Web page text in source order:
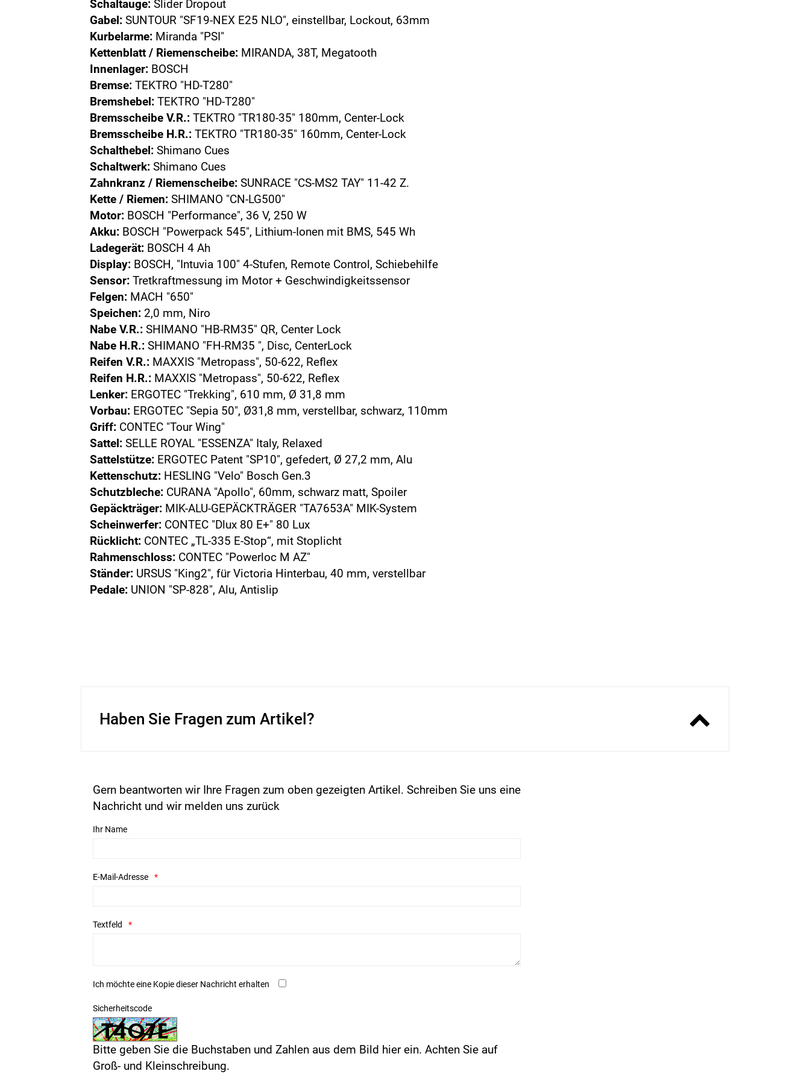
Schaltauge: Slider Dropout
Gabel: SUNTOUR "SF19-NEX E25 NLO", einstellbar, Lockout, 63mm
Kurbelarme: Miranda "PSI"
Kettenblatt / Riemenscheibe: MIRANDA, 38T, Megatooth
Innenlager: BOSCH
Bremse: TEKTRO "HD-T280"
Bremshebel: TEKTRO "HD-T280"
Bremsscheibe V.R.: TEKTRO "TR180-35" 180mm, Center-Lock
Bremsscheibe H.R.: TEKTRO "TR180-35" 160mm, Center-Lock
Schalthebel: Shimano Cues
Schaltwerk: Shimano Cues
Zahnkranz / Riemenscheibe: SUNRACE "CS-MS2 TAY" 11-42 Z.
Kette / Riemen: SHIMANO "CN-LG500"
Motor: BOSCH "Performance", 36 V, 250 W
Akku: BOSCH "Powerpack 545", Lithium-Ionen mit BMS, 545 Wh
Ladegerät: BOSCH 4 Ah
Display: BOSCH, "Intuvia 100" 4-Stufen, Remote Control, Schiebehilfe
Sensor: Tretkraftmessung im Motor + Geschwindigkeitssensor
Felgen: MACH "650"
Speichen: 2,0 mm, Niro
Nabe V.R.: SHIMANO "HB-RM35" QR, Center Lock
Nabe H.R.: SHIMANO "FH-RM35 ", Disc, CenterLock
Reifen V.R.: MAXXIS "Metropass", 50-622, Reflex
Reifen H.R.: MAXXIS "Metropass", 50-622, Reflex
Lenker: ERGOTEC "Trekking", 610 mm, Ø 31,8 mm
Vorbau: ERGOTEC "Sepia 50", Ø31,8 mm, verstellbar, schwarz, 110mm
Griff: CONTEC "Tour Wing"
Sattel: SELLE ROYAL "ESSENZA" Italy, Relaxed
Sattelstütze: ERGOTEC Patent "SP10", gefedert, Ø 27,2 mm, Alu
Kettenschutz: HESLING "Velo" Bosch Gen.3
Schutzbleche: CURANA "Apollo", 60mm, schwarz matt, Spoiler
Gepäckträger: MIK-ALU-GEPÄCKTRÄGER "TA7653A" MIK-System
Scheinwerfer: CONTEC "Dlux 80 E+" 80 Lux
Rücklicht: CONTEC „TL-335 E-Stop“, mit Stoplicht
Rahmenschloss: CONTEC "Powerloc M AZ"
Ständer: URSUS "King2", für Victoria Hinterbau, 40 mm, verstellbar
Pedale: UNION "SP-828", Alu, Antislip
Haben Sie Fragen zum Artikel?
Gern beantworten wir Ihre Fragen zum oben gezeigten Artikel. Schreiben Sie uns eine
Nachricht und wir melden uns zurück
Ihr Name
E-Mail-Adresse
Textfeld
Ich möchte eine Kopie dieser Nachricht erhalten
Sicherheitscode
Bitte geben Sie die Buchstaben und Zahlen aus dem Bild hier ein. Achten Sie auf
Groß- und Kleinschreibung.